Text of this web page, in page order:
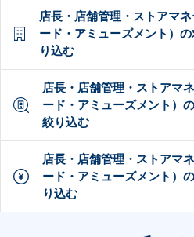
店長・店舗管理・ストアマ
ード・アミューズメント）
り込む
店長・店舗管理・ストアマ
ード・アミューズメント）
絞り込む
店長・店舗管理・ストアマ
ード・アミューズメント）
り込む